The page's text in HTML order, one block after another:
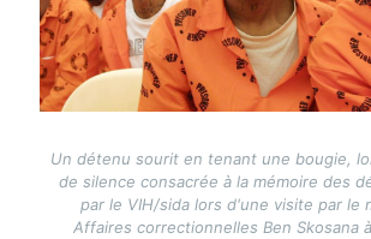
Un détenu sourit en tenant une bougie,
de silence consacrée à la mémoire des
par le VIH/sida lors d'une visite par le
Affaires correctionnelles Ben Skosana